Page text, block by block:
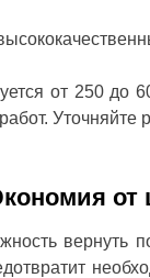
от 250 до
от